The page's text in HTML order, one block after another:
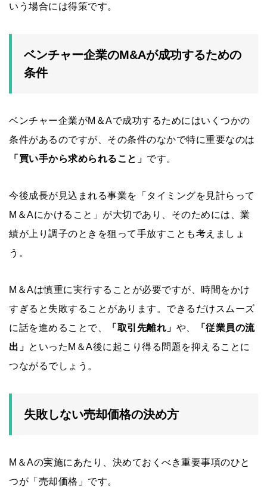
いう場合には得策です。
ベンチャー企業のM&Aが成功するための
条件
ベンチャー企業がM＆Aで成功するためにはいくつかの
条件があるのですが、その条件のなかで特に重要なのは
「買い手から求められること」 です。
今後成長が見込まれる事業を「タイミングを見計らって
M＆Aにかけること」が大切であり、そのためには、業
績が上り調子のときを狙って手放すことも考えましょ
う。
M＆Aは慎重に実行することが必要ですが、時間をかけ
すぎると失敗することがあります。できるだけスムーズ
に話を進めることで、
「取引先離れ」 や、
「従業員の流
出」 といったM＆A後に起こり得る問題を抑えることに
つながるでしょう。
失敗しない売却価格の決め方
M＆Aの実施にあたり、決めておくべき重要事項のひと
つが「売却価格」です。